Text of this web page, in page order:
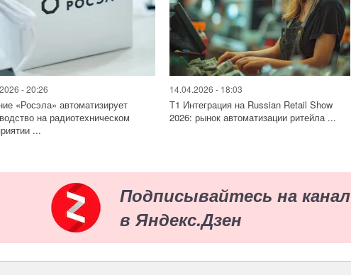
- 20:26
«Росэла» автоматизирует
на радиотехническом
...
14.04.2026 - 18:03
Т1 Интеграция на Russian Retail Show
2026: рынок автоматизации ритейла ...
Подписывайтесь на канал
в Яндекс.Дзен